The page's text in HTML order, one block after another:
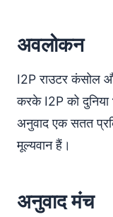
अवलोकन
I2P राउटर कंसोल
करके I2P को दुनिया
अनुवाद एक सतत
मूल्यवान हैं।
अनुवाद मंच